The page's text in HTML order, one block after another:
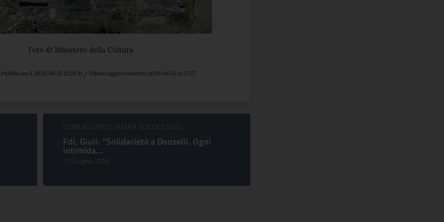
Foto © Ministero della Cultura
il 2026-06-15 11:20:31 / Ultimo aggiornamento 2026-06-15 11:57:27
COMUNICATO STAMPA SUCCESSIVO:
Fdi, Giuli: “Solidarietà a Donzelli. Ogni
intimida...
15 Giugno 2026